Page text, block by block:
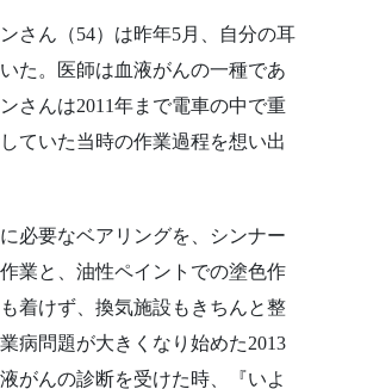
さん（54）は昨年5月、自分の耳
た。医師は血液がんの一種であ
さんは2011年まで電車の中で重
ていた当時の作業過程を想い出
必要なベアリングを、シンナー
業と、油性ペイントでの塗色作
着けず、換気施設もきちんと整
病問題が大きくなり始めた2013
がんの診断を受けた時、『いよ